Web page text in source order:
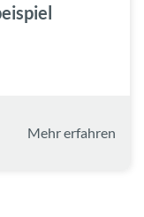
Mehr erfahren